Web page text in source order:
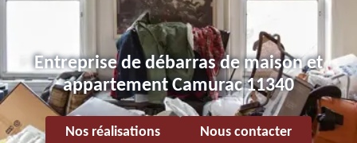
Entreprise de débarras de maison et
appartement Camurac 11340
Nos réalisations Nous contacter